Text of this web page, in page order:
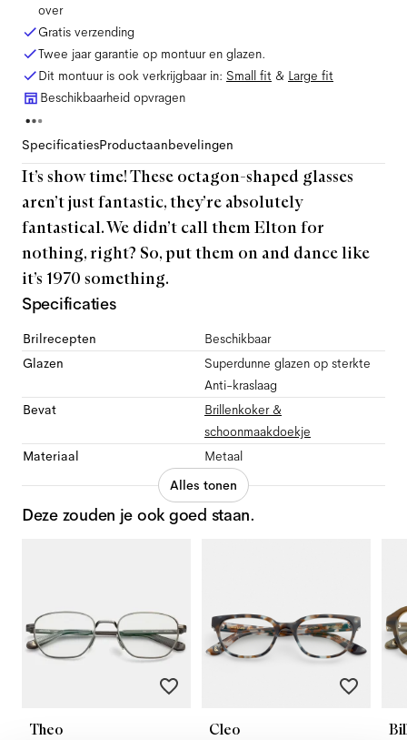
over
Gratis verzending
Twee jaar garantie op montuur en glazen.
Dit montuur is ook verkrijgbaar in: Small fit & Large fit
Beschikbaarheid opvragen
SpecificatiesProductaanbevelingen
It’s show time! These octagon-shaped glasses
aren’t just fantastic, they’re absolutely
fantastical. We didn’t call them Elton for
nothing, right? So, put them on and dance like
it’s 1970 something.
Specificaties
Brilrecepten
Beschikbaar
Glazen
Superdunne glazen op sterkte
Anti-kraslaag
Bevat
Brillenkoker &
schoonmaakdoekje
Materiaal
Metaal
Alles tonen
Deze zouden je ook goed staan.
Theo Cleo